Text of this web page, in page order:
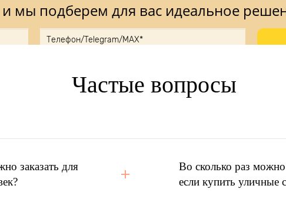
мы подберем для вас идеальное
КП конкурента?
Частые вопросы
заказать для
Во сколько раз можно
если купить уличные